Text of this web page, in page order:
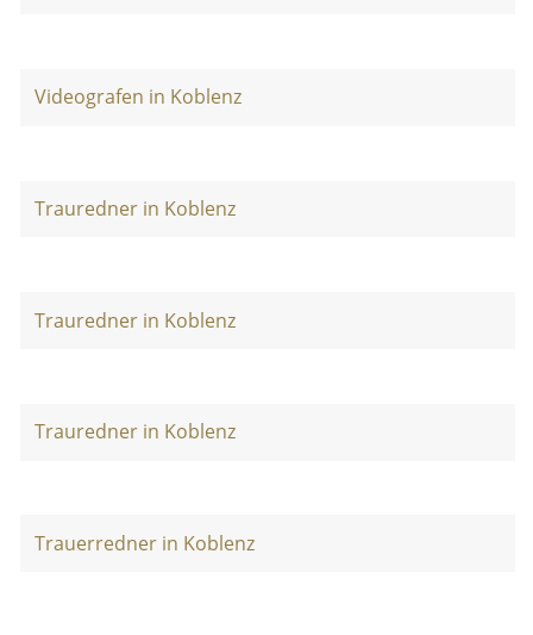
Videografen in Koblenz
Trauredner in Koblenz
Trauredner in Koblenz
Trauredner in Koblenz
Trauerredner in Koblenz